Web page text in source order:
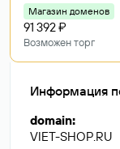
Магазин доменов
91 392 ₽
Возможен торг
Информация
domain:
VIET-SHOP.RU